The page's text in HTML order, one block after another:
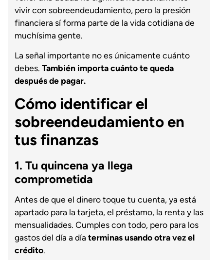
vivir con sobreendeudamiento, pero la presión
financiera sí forma parte de la vida cotidiana de
muchísima gente.
La señal importante no es únicamente cuánto
debes. También importa cuánto te queda
después de pagar.
Cómo identificar el
sobreendeudamiento en
tus finanzas
1. Tu quincena ya llega
comprometida
Antes de que el dinero toque tu cuenta, ya está
apartado para la tarjeta, el préstamo, la renta y las
mensualidades. Cumples con todo, pero para los
gastos del día a día terminas usando otra vez el
crédito.